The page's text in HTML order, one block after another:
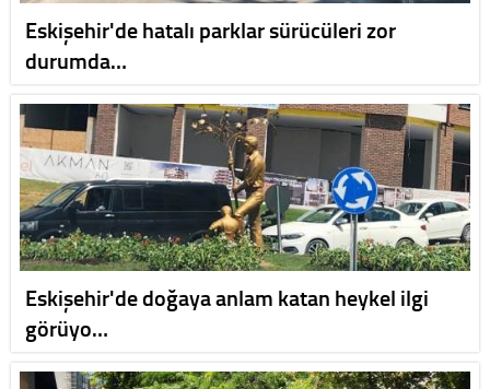
Eskişehir'de hatalı parklar sürücüleri zor
durumda…
Eskişehir'de doğaya anlam katan heykel ilgi
görüyo…